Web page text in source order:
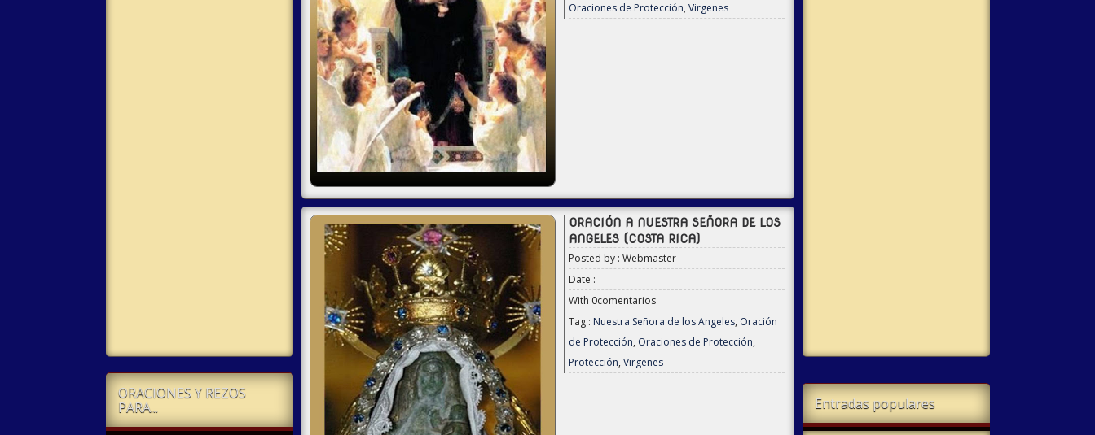
ORACIONES Y REZOS
PARA...
Oraciones de Protección, Virgenes
ORACIÓN A NUESTRA SEÑORA DE LOS
ANGELES (COSTA RICA)
Posted by : Webmaster
Date :
With 0comentarios
Tag : Nuestra Señora de los Angeles, Oración
de Protección, Oraciones de Protección,
Protección, Virgenes
Entradas populares